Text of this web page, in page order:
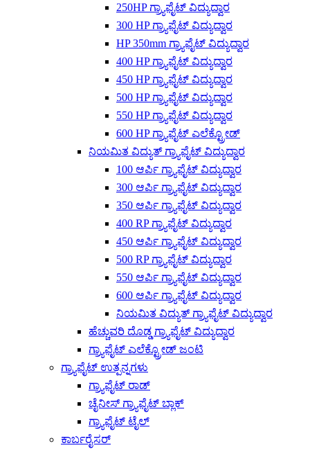
250HP ಗ್ರ್ಯಾಫೈಟ್ ವಿದ್ಯುದ್ವಾರ
300 HP ಗ್ರ್ಯಾಫೈಟ್ ವಿದ್ಯುದ್ವಾರ
HP 350mm ಗ್ರ್ಯಾಫೈಟ್ ವಿದ್ಯುದ್ವಾರ
400 HP ಗ್ರ್ಯಾಫೈಟ್ ವಿದ್ಯುದ್ವಾರ
450 HP ಗ್ರ್ಯಾಫೈಟ್ ವಿದ್ಯುದ್ವಾರ
500 HP ಗ್ರ್ಯಾಫೈಟ್ ವಿದ್ಯುದ್ವಾರ
550 HP ಗ್ರ್ಯಾಫೈಟ್ ವಿದ್ಯುದ್ವಾರ
600 HP ಗ್ರ್ಯಾಫೈಟ್ ಎಲೆಕ್ಟ್ರೋಡ್
ನಿಯಮಿತ ವಿದ್ಯುತ್ ಗ್ರ್ಯಾಫೈಟ್ ವಿದ್ಯುದ್ವಾರ
100 ಆರ್ಪಿ ಗ್ರ್ಯಾಫೈಟ್ ವಿದ್ಯುದ್ವಾರ
300 ಆರ್ಪಿ ಗ್ರ್ಯಾಫೈಟ್ ವಿದ್ಯುದ್ವಾರ
350 ಆರ್ಪಿ ಗ್ರ್ಯಾಫೈಟ್ ವಿದ್ಯುದ್ವಾರ
400 RP ಗ್ರ್ಯಾಫೈಟ್ ವಿದ್ಯುದ್ವಾರ
450 ಆರ್ಪಿ ಗ್ರ್ಯಾಫೈಟ್ ವಿದ್ಯುದ್ವಾರ
500 RP ಗ್ರ್ಯಾಫೈಟ್ ವಿದ್ಯುದ್ವಾರ
550 ಆರ್ಪಿ ಗ್ರ್ಯಾಫೈಟ್ ವಿದ್ಯುದ್ವಾರ
600 ಆರ್ಪಿ ಗ್ರ್ಯಾಫೈಟ್ ವಿದ್ಯುದ್ವಾರ
ನಿಯಮಿತ ವಿದ್ಯುತ್ ಗ್ರ್ಯಾಫೈಟ್ ವಿದ್ಯುದ್ವಾರ
ಹೆಚ್ಚುವರಿ ದೊಡ್ಡ ಗ್ರ್ಯಾಫೈಟ್ ವಿದ್ಯುದ್ವಾರ
ಗ್ರ್ಯಾಫೈಟ್ ಎಲೆಕ್ಟ್ರೋಡ್ ಜಂಟಿ
ಗ್ರ್ಯಾಫೈಟ್ ಉತ್ಪನ್ನಗಳು
ಗ್ರ್ಯಾಫೈಟ್ ರಾಡ್
ಚೈನೀಸ್ ಗ್ರ್ಯಾಫೈಟ್ ಬ್ಲಾಕ್
ಗ್ರ್ಯಾಫೈಟ್ ಟೈಲ್
ಕಾರ್ಬರೈಸರ್